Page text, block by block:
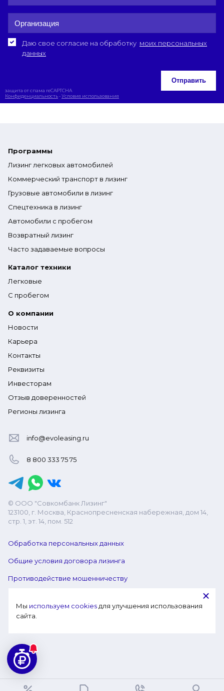
Даю свое согласие на обработку моих персональных
данных
Отправить
защита от спама reCAPTCHA
Конфиденциальность-Условия использования
Программы
Лизинг легковых автомобилей
Коммерческий транспорт в лизинг
Грузовые автомобили в лизинг
Спецтехника в лизинг
Автомобили с пробегом
Возвратный лизинг
Часто задаваемые вопросы
Каталог техники
Легковые
С пробегом
О компании
Новости
Карьера
Контакты
Реквизиты
Инвесторам
Отзыв доверенностей
Регионы лизинга
info@evoleasing.ru
8 800 333 75 75
© ООО "Совкомбанк Лизинг"
123100, г. Москва, Краснопресненская набережная, дом 14,
стр. 1, эт. 14, пом. 512
Обработка персональных данных
Общие условия договора лизинга
Противодействие мошенничеству
Мы используем cookies для улучшения использования
сайта.